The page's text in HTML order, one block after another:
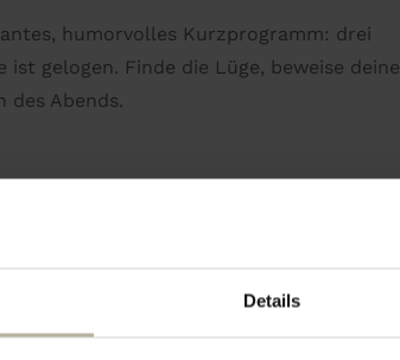
Details
humorvolles Kurzprogramm: drei
gelogen. Finde die Lüge, beweise deine
des Abends.
um den Abend leicht und unterhaltsam
gehen – eine Anmeldung ist nicht